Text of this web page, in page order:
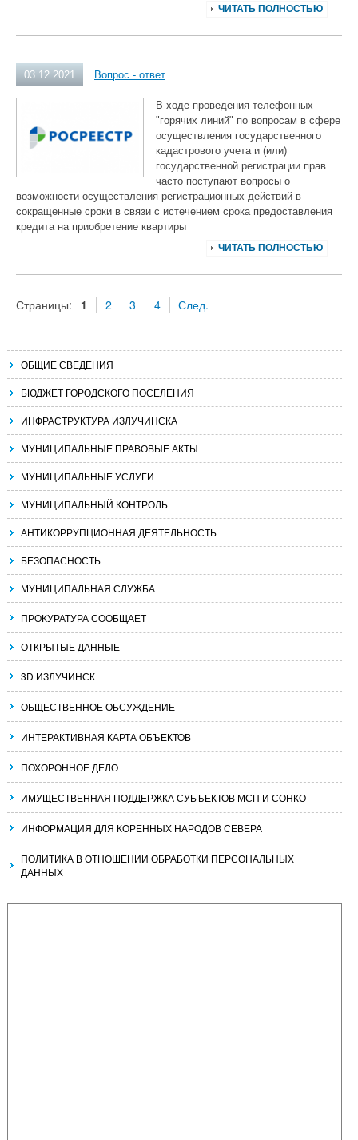
ЧИТАТЬ ПОЛНОСТЬЮ
03.12.2021 Вопрос - ответ
В ходе проведения телефонных
"горячих линий" по вопросам в сфере
осуществления государственного
кадастрового учета и (или)
государственной регистрации прав
часто поступают вопросы о
возможности осуществления регистрационных действий в
сокращенные сроки в связи с истечением срока предоставления
кредита на приобретение квартиры
ЧИТАТЬ ПОЛНОСТЬЮ
Страницы: 1 2 3 4 След.
ОБЩИЕ СВЕДЕНИЯ
БЮДЖЕТ ГОРОДСКОГО ПОСЕЛЕНИЯ
ИНФРАСТРУКТУРА ИЗЛУЧИНСКА
МУНИЦИПАЛЬНЫЕ ПРАВОВЫЕ АКТЫ
МУНИЦИПАЛЬНЫЕ УСЛУГИ
МУНИЦИПАЛЬНЫЙ КОНТРОЛЬ
АНТИКОРРУПЦИОННАЯ ДЕЯТЕЛЬНОСТЬ
БЕЗОПАСНОСТЬ
МУНИЦИПАЛЬНАЯ СЛУЖБА
ПРОКУРАТУРА СООБЩАЕТ
ОТКРЫТЫЕ ДАННЫЕ
3D ИЗЛУЧИНСК
ОБЩЕСТВЕННОЕ ОБСУЖДЕНИЕ
ИНТЕРАКТИВНАЯ КАРТА ОБЪЕКТОВ
ПОХОРОННОЕ ДЕЛО
ИМУЩЕСТВЕННАЯ ПОДДЕРЖКА СУБЪЕКТОВ МСП И СОНКО
ИНФОРМАЦИЯ ДЛЯ КОРЕННЫХ НАРОДОВ СЕВЕРА
ПОЛИТИКА В ОТНОШЕНИИ ОБРАБОТКИ ПЕРСОНАЛЬНЫХ
ДАННЫХ